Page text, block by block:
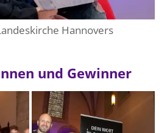
Hannovers
und Gewinner